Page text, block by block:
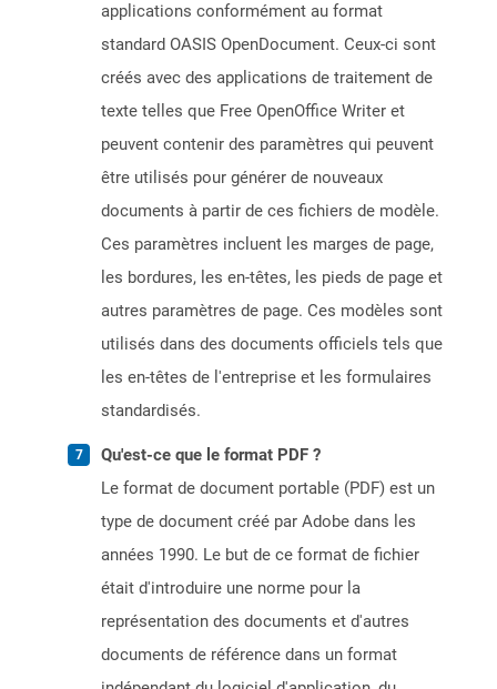
applications conformément au format
standard OASIS OpenDocument. Ceux-ci sont
créés avec des applications de traitement de
texte telles que Free OpenOffice Writer et
peuvent contenir des paramètres qui peuvent
être utilisés pour générer de nouveaux
documents à partir de ces fichiers de modèle.
Ces paramètres incluent les marges de page,
les bordures, les en-têtes, les pieds de page et
autres paramètres de page. Ces modèles sont
utilisés dans des documents officiels tels que
les en-têtes de l'entreprise et les formulaires
standardisés.
Qu'est-ce que le format PDF ?
Le format de document portable (PDF) est un
type de document créé par Adobe dans les
années 1990. Le but de ce format de fichier
était d'introduire une norme pour la
représentation des documents et d'autres
documents de référence dans un format